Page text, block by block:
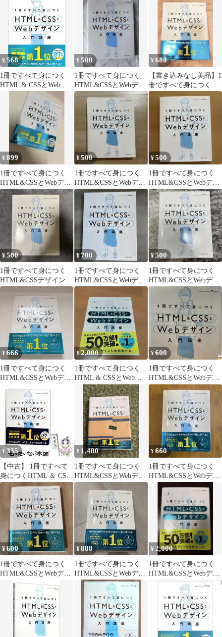
¥568
1冊ですべて身につく
HTML & CSSとWebデ
ザイン入門講座
¥500
1冊ですべて身につく
HTML&CSSとWebデザ
イン入門講座
¥680
【書き込みなし美品】1
冊ですべて身につく
HTML&CSSとWebデザ
イン入門講座
¥899
1冊ですべて身につく
HTML&CSSとWebデザ
イン 入門講座
¥500
1冊ですべて身につく
HTML&CSSとWebデザ
イン入門講座
¥500
1冊ですべて身につく
HTML&CSSとWebデザ
イン入門講座
¥500
1冊ですべて身につく
HTML&CSSデザインと
Webデザイン 入門講座
¥700
1冊ですべて身につく
HTML&CSSとWebデザ
イン入門講座
¥500
1冊ですべて身につく
HTML&CSSとWebデザ
イン入門講座
¥666
1冊ですべて身につく
HTML&CSSとWebデザ
¥2,000
1冊ですべて身につく
HTML & CSSとWebデ
ザイン入門講座[第2版]
¥600
1冊ですべて身につく
HTML&CSSとWebデザ
イン入門講座
¥ 335
【中古】 1冊ですべて
身につくHTML ＆ CSS
とWebデザイン入門講
座 / Mana / ＳＢクリエ
イティブ
¥ 1,400
1冊ですべて身につく
HTML&CSSとWebデザ
イン入門
¥660
1冊ですべて身につく
HTML&CSSとWebデザ
¥600
1冊ですべて身につく
HTML&CSSとWebデザ
イン入門講座
¥888
1冊ですべて身につく
HTML&CSSとWebデザ
イン入門講座
¥ 2,000
1冊ですべて身につく
HTML&CSSとWebデザ
イン入門講座 第2版